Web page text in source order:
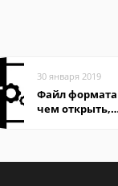
30 января 2019
Файл формата
чем открыть,